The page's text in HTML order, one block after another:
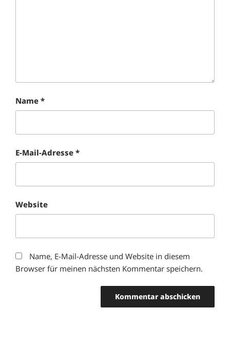
Name *
E-Mail-Adresse *
Website
Name, E-Mail-Adresse und Website in diesem
Browser für meinen nächsten Kommentar speichern.